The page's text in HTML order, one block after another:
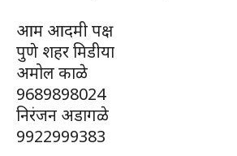
आम आदमी पक्ष
पुणे शहर मिडीया
अमोल काळे
9689898024
निरंजन अडागळे
9922999383